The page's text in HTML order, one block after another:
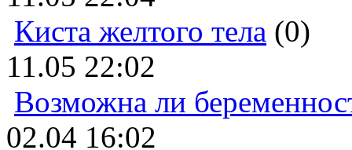
Киста желтого тела (0)
11.05 22:02
Возможна ли
02.04 16:02